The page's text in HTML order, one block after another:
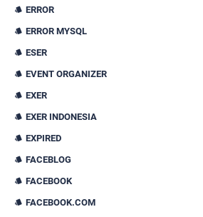
ERROR
ERROR MYSQL
ESER
EVENT ORGANIZER
EXER
EXER INDONESIA
EXPIRED
FACEBLOG
FACEBOOK
FACEBOOK.COM